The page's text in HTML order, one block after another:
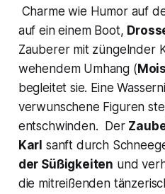
Charme wie Humor auf
auf ein einem Boot,
Zauberer mit züngelnder
wehendem Umhang (
begleitet sie. Eine
verwunschene Figuren
entschwinden. Der
Karl sanft durch
der Süßigkeiten und
die mitreißenden